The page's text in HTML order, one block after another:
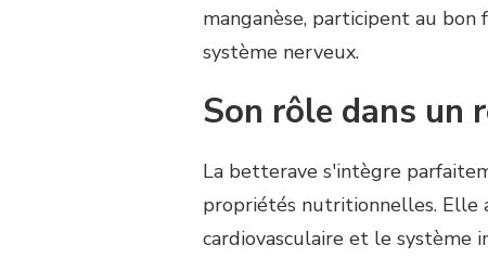
manganèse, participent au
système nerveux.
Son rôle dans un
La betterave s'intègre
propriétés nutritionnelles. Elle
cardiovasculaire et le système